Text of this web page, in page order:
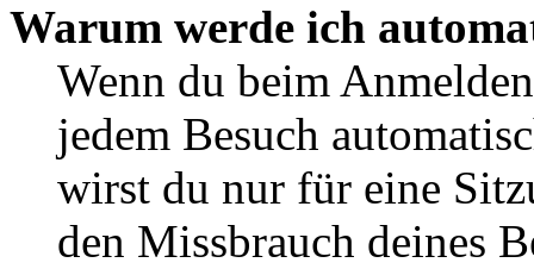
Warum werde ich
Wenn du beim
jedem Besuch
wirst du nur für eine
den Missbrauch deines